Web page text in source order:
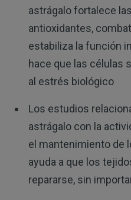
astrágalo fortalece
antioxidantes,
estabiliza la función
hace que las células
al estrés biológico
Los estudios
astrágalo con la
el mantenimiento de
ayuda a que los
repararse, sin